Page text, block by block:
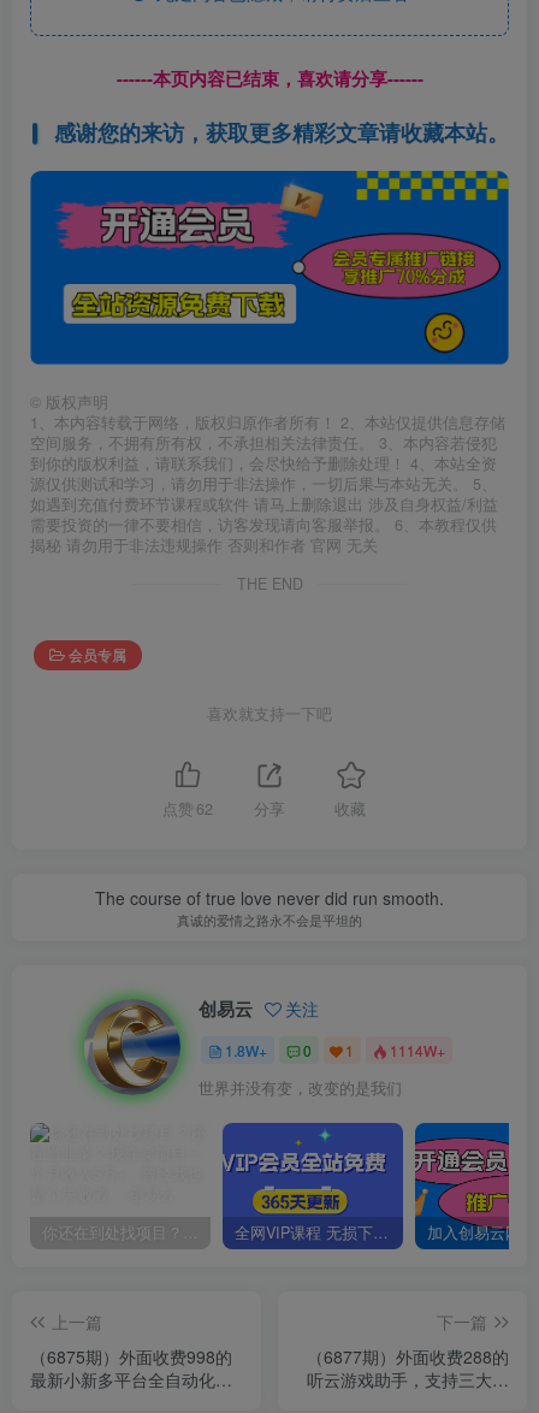
------本页内容已结束，喜欢请分享------
感谢您的来访，获取更多精彩文章请收藏本站。
© 版权声明
1、本内容转载于网络，版权归原作者所有！ 2、本站仅提供信息存储
空间服务，不拥有所有权，不承担相关法律责任。 3、本内容若侵犯
到你的版权利益，请联系我们，会尽快给予删除处理！ 4、本站全资
源仅供测试和学习，请勿用于非法操作，一切后果与本站无关。 5、
如遇到充值付费环节课程或软件 请马上删除退出 涉及自身权益/利益
需要投资的一律不要相信，访客发现请向客服举报。 6、本教程仅供
揭秘 请勿用于非法违规操作 否则和作者 官网 无关
THE END
会员专属
喜欢就支持一下吧
点赞 62 分享 收藏
The course of true love never did run smooth.
真诚的爱情之路永不会是平坦的
创易云 关注
1.8W+ 0 1 1114W+
世界并没有变，改变的是我们
你还在到处找项目？还在当韭菜？我靠卖项目一个月收入5万+，曾经我也是个失败者。 全网VIP课程 无损下载~
上一篇
（6875期）外面收费998的
最新小新多平台全自动化引
下一篇
（6877期）外面收费288的
听云游戏助手，支持三大平